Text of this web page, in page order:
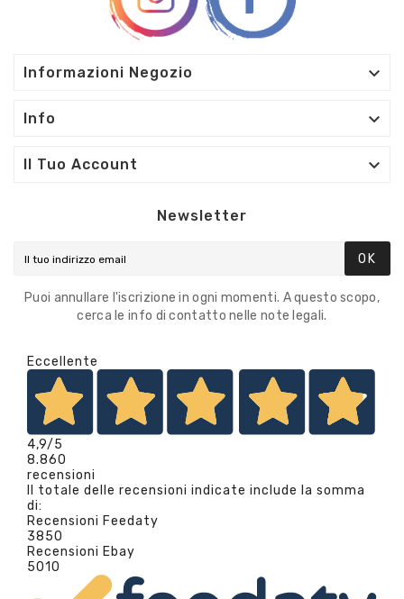
Informazioni Negozio 
Info 
Il Tuo Account 
Newsletter
OK
Puoi annullare l'iscrizione in ogni momenti. A questo scopo,
cerca le info di contatto nelle note legali.
Eccellente
4,9/5
8.860
recensioni
Il totale delle recensioni indicate include la somma
di:
Recensioni Feedaty
3850
Recensioni Ebay
5010